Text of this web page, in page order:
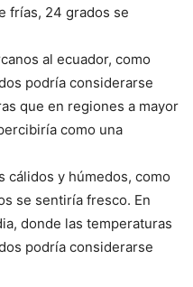
frías, 24 grados se
al ecuador, como
podría considerarse
que en regiones a mayor
como una
cálidos y húmedos, como
se sentiría fresco. En
donde las temperaturas
podría considerarse